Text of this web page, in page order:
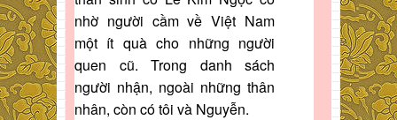
nhờ người cầm về Việt Nam
một ít quà cho những người
quen cũ. Trong danh sách
người nhận, ngoài những thân
nhân, còn có tôi và Nguyễn.